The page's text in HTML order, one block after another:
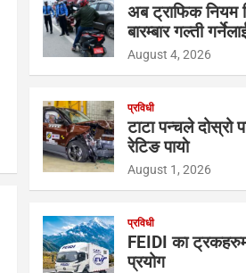
अब ट्राफिक नियम
बारम्बार गल्ती
August 4, 2026
प्रविधी
टाटा पन्चले दोस्रो
रेटिङ पायाे
August 1, 2026
प्रविधी
FEIDI का
प्रयोग